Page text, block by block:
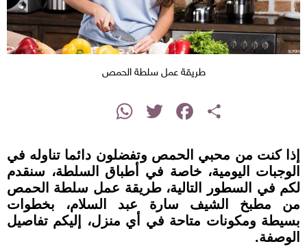
طريقة عمل سلطة الحمص
Share
Facebook
Twitter
WhatsApp
إذا كنت من محبي الحمص وتفضلون دائما تناوله في
الوجبات اليومية، خاصة في أطباق السلطة، سنقدم
لكم في السطور التالية، طريقة عمل سلطة الحمص
من مطبخ الشيف سارة عبد السلام، بخطوات
بسيطة ومكونات متاحة في أي منزل، إليكم تفاصيل
الوصفة.